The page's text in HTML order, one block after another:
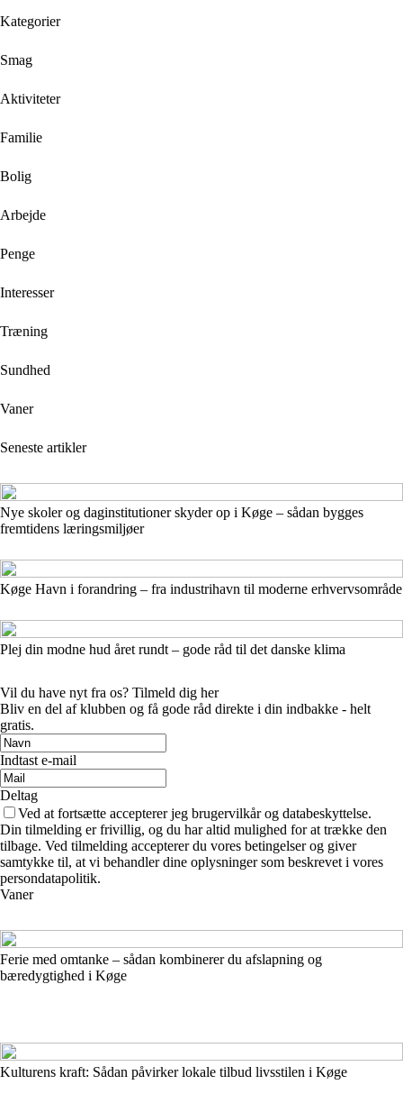
Kategorier
Smag
Aktiviteter
Familie
Bolig
Arbejde
Penge
Interesser
Træning
Sundhed
Vaner
Seneste artikler
Nye skoler og daginstitutioner skyder op i Køge – sådan bygges
fremtidens læringsmiljøer
Køge Havn i forandring – fra industrihavn til moderne erhvervsområde
Plej din modne hud året rundt – gode råd til det danske klima
Vil du have nyt fra os? Tilmeld dig her
Bliv en del af klubben og få gode råd direkte i din indbakke - helt
gratis.
Indtast e-mail
Deltag
Ved at fortsætte accepterer jeg brugervilkår og databeskyttelse.
Din tilmelding er frivillig, og du har altid mulighed for at trække den
tilbage. Ved tilmelding accepterer du vores betingelser og giver
samtykke til, at vi behandler dine oplysninger som beskrevet i vores
persondatapolitik.
Vaner
Ferie med omtanke – sådan kombinerer du afslapning og
bæredygtighed i Køge
Kulturens kraft: Sådan påvirker lokale tilbud livsstilen i Køge